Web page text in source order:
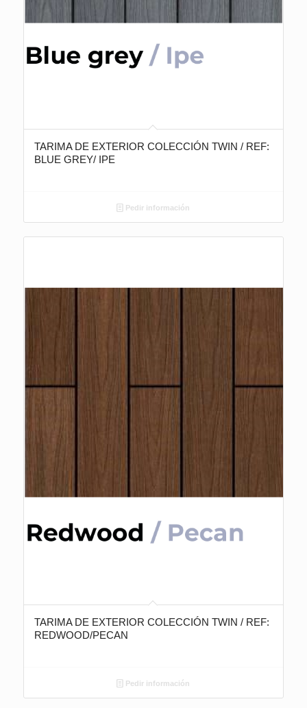
TARIMA DE EXTERIOR COLECCIÓN TWIN / REF:
BLUE GREY/ IPE
Pedir información
TARIMA DE EXTERIOR COLECCIÓN TWIN / REF:
REDWOOD/PECAN
Pedir información